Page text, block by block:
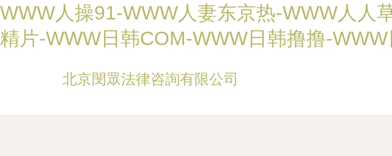
WWW人操91-WWW人妻东京热-WWW人人
精片-WWW日韩COM-WWW日韩撸撸-
北京閔眾法律咨詢有限公司